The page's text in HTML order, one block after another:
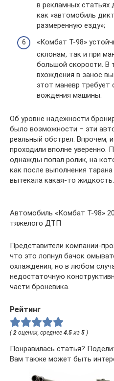
в рекламных статьях
как «автомобиль
размеренную езду»;
«Комбат Т-98»
склонам, так и при
большой скорости. В
вхождения в занос
этот маневр требует
вождения машины.
Об уровне надежности
было возможности – эти
реальный обстрел. Впрочем,
проходили вполне уверенно.
однажды попал ролик, на
как после выполнения
вытекала какая-то жидкость.
Автомобиль «Комбат Т-98»
тяжелого ДТП
Представители компании-
что это лопнул бачок
охлаждения, но в любом
недостаточную
части броневика.
Рейтинг
(2 оценки, среднее 4.5 из 5 )
Понравилась статья?
Вам также может быть